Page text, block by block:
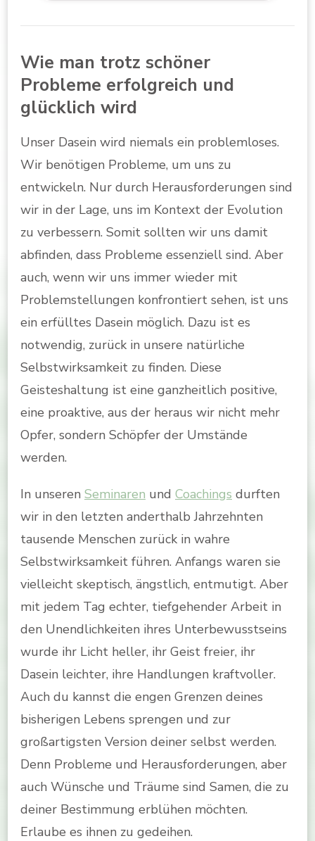
Wie man trotz schöner
Probleme erfolgreich und
glücklich wird
Unser Dasein wird niemals ein problemloses.
Wir benötigen Probleme, um uns zu
entwickeln. Nur durch Herausforderungen sind
wir in der Lage, uns im Kontext der Evolution
zu verbessern. Somit sollten wir uns damit
abfinden, dass Probleme essenziell sind. Aber
auch, wenn wir uns immer wieder mit
Problemstellungen konfrontiert sehen, ist uns
ein erfülltes Dasein möglich. Dazu ist es
notwendig, zurück in unsere natürliche
Selbstwirksamkeit zu finden. Diese
Geisteshaltung ist eine ganzheitlich positive,
eine proaktive, aus der heraus wir nicht mehr
Opfer, sondern Schöpfer der Umstände
werden.
In unseren Seminaren und Coachings durften
wir in den letzten anderthalb Jahrzehnten
tausende Menschen zurück in wahre
Selbstwirksamkeit führen. Anfangs waren sie
vielleicht skeptisch, ängstlich, entmutigt. Aber
mit jedem Tag echter, tiefgehender Arbeit in
den Unendlichkeiten ihres Unterbewusstseins
wurde ihr Licht heller, ihr Geist freier, ihr
Dasein leichter, ihre Handlungen kraftvoller.
Auch du kannst die engen Grenzen deines
bisherigen Lebens sprengen und zur
großartigsten Version deiner selbst werden.
Denn Probleme und Herausforderungen, aber
auch Wünsche und Träume sind Samen, die zu
deiner Bestimmung erblühen möchten.
Erlaube es ihnen zu gedeihen.